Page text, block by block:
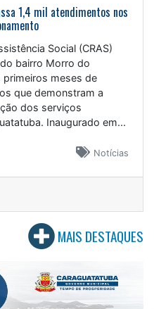
1,4 mil atendimentos nos
Social (CRAS)
do bairro Morro do
meses de
que demonstram a
dos serviços
Inaugurado em...
Notícias
MAIS DESTAQUES